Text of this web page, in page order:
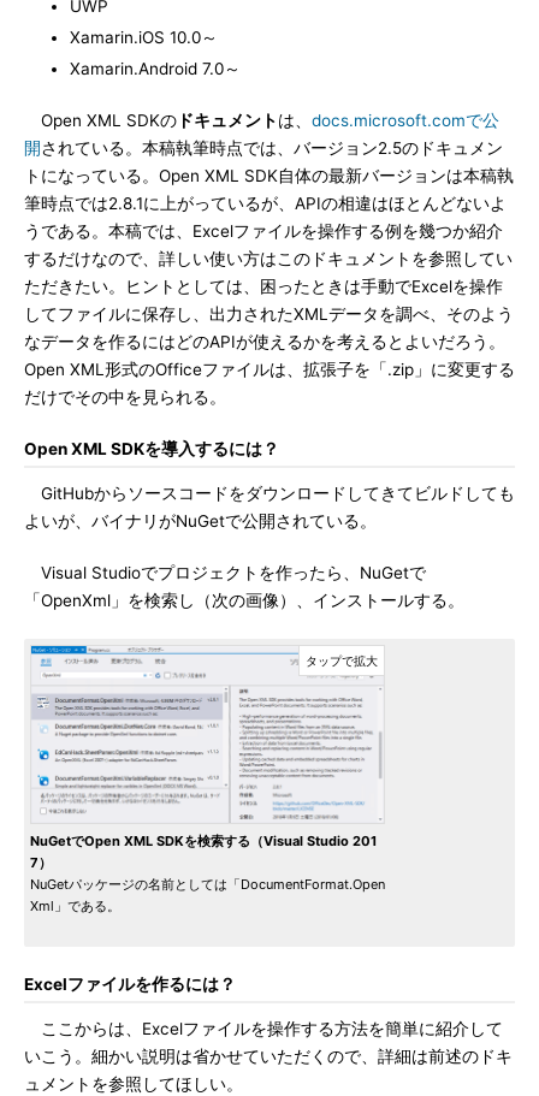
UWP
Xamarin.iOS 10.0～
Xamarin.Android 7.0～
Open XML SDKの ドキュメントは、 docs.microsoft.comで公
開されている。本稿執筆時点では、バージョン2.5のドキュメン
トになっている。Open XML SDK自体の最新バージョンは本稿執
筆時点では2.8.1に上がっているが、APIの相違はほとんどないよ
うである。本稿では、Excelファイルを操作する例を幾つか紹介
するだけなので、詳しい使い方はこのドキュメントを参照してい
ただきたい。ヒントとしては、困ったときは手動でExcelを操作
してファイルに保存し、出力されたXMLデータを調べ、そのよう
なデータを作るにはどのAPIが使えるかを考えるとよいだろう。
Open XML形式のOfficeファイルは、拡張子を「.zip」に変更する
だけでその中を見られる。
Open XML SDKを導入するには？
GitHubからソースコードをダウンロードしてきてビルドしても
よいが、バイナリがNuGetで公開されている。
Visual Studioでプロジェクトを作ったら、NuGetで
「OpenXml」を検索し（次の画像）、インストールする。
NuGetでOpen XML SDKを検索する（Visual Studio 201
7）
NuGetパッケージの名前としては「DocumentFormat.Open
Xml」である。
Excelファイルを作るには？
ここからは、Excelファイルを操作する方法を簡単に紹介して
いこう。細かい説明は省かせていただくので、詳細は前述のドキ
ュメントを参照してほしい。